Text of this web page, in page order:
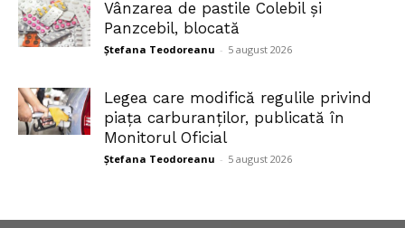
Vânzarea de pastile Colebil și
Panzcebil, blocată
Ștefana Teodoreanu - 5 august 2026
Legea care modifică regulile privind
piața carburanților, publicată în
Monitorul Oficial
Ștefana Teodoreanu - 5 august 2026